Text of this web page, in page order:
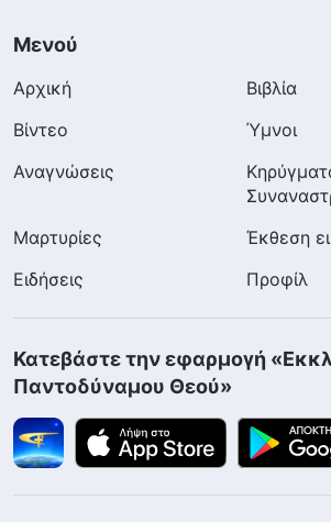
Μενού
Αρχική
Βιβλία
Βίντεο
Ύμνοι
Αναγνώσεις
Μαρτυρίες
Έκθεση
Ειδήσεις
Προφίλ
Κατεβάστε την εφαρμογή
Παντοδύναμου Θεού»